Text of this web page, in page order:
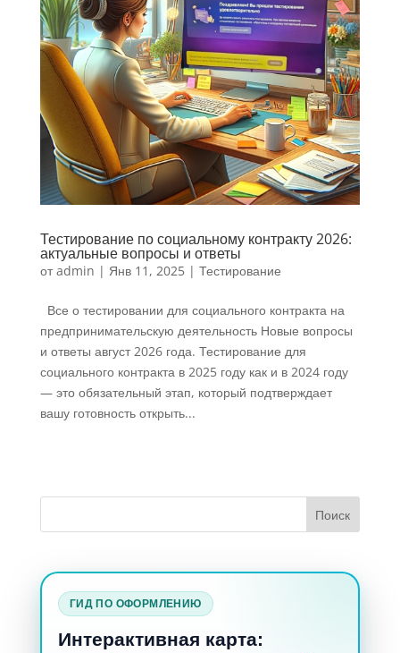
Тестирование по социальному контракту 2026:
актуальные вопросы и ответы
отadmin | Янв 11, 2025| Тестирование
Все о тестировании для социального контракта на
предпринимательскую деятельность Новые вопросы
и ответы август 2026 года. Тестирование для
социального контракта в 2025 году как и в 2024 году
— это обязательный этап, который подтверждает
вашу готовность открыть...
ГИД ПО ОФОРМЛЕНИЮ
Интерактивная карта: